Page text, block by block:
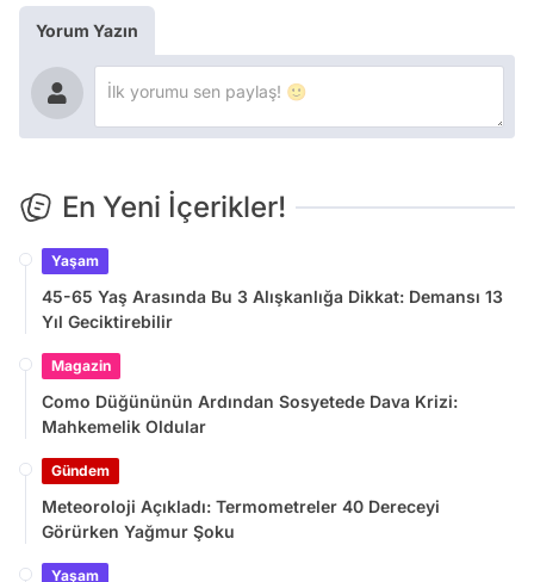
Yorum Yazın
En Yeni İçerikler!
Yaşam
45-65 Yaş Arasında Bu 3 Alışkanlığa Dikkat: Demansı 13
Yıl Geciktirebilir
Magazin
Como Düğününün Ardından Sosyetede Dava Krizi:
Mahkemelik Oldular
Gündem
Meteoroloji Açıkladı: Termometreler 40 Dereceyi
Görürken Yağmur Şoku
Yaşam